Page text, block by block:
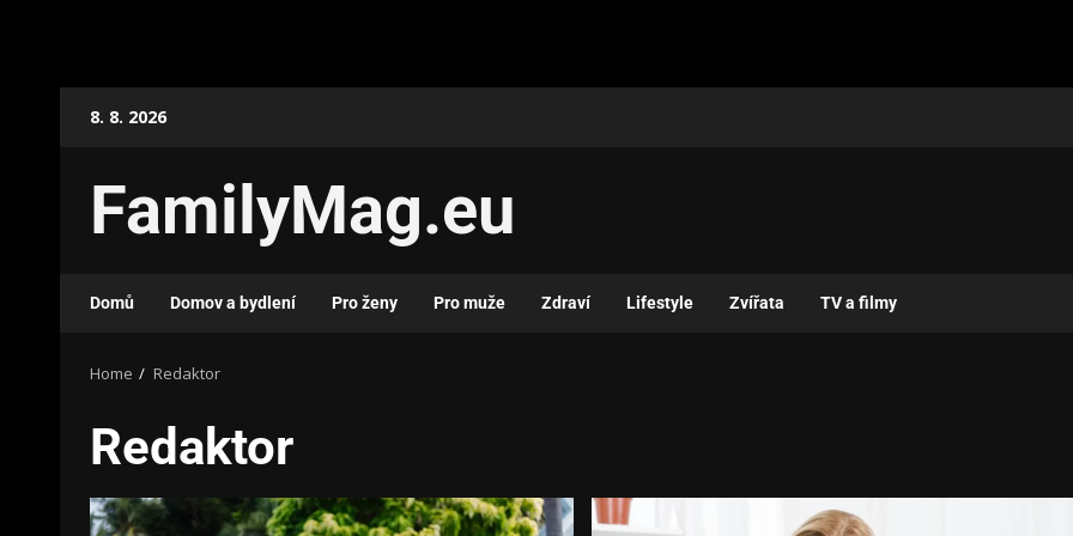
8. 8. 2026
FamilyMag.eu
Domů Domov a bydlení Pro ženy Pro muže Zdraví Lifestyle Zvířata TV a filmy
Home Redaktor
Redaktor